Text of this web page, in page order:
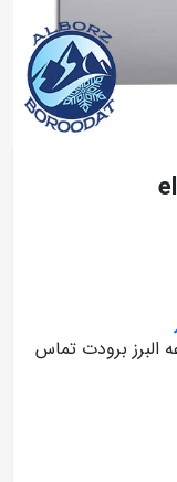
البرز برودت تماس